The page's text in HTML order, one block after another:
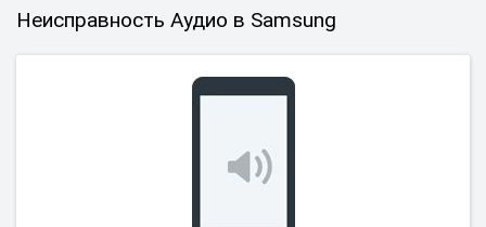
Неисправность Аудио в Samsung